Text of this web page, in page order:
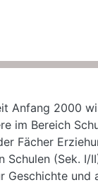
Anfang 2000
im Bereich
Fächer
(Sek. I/
und